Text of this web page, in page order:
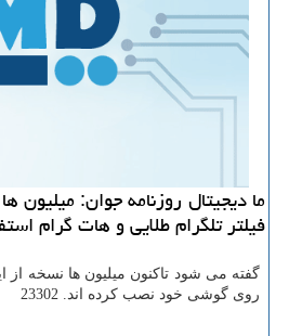
ما دیجیتال روزنامه جوان: میلیون
فیلتر تلگرام طلایی و هات گرام
گفته می شود تاكنون میلیون ها نسخه از
روی گوشی خود نصب كرده اند. 23302